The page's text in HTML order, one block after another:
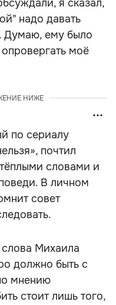
я сказал,
надо давать
Думаю, ему было
моё
НИЖЕ
по сериалу
почтил
словами и
В личном
совет
Михаила
должно быть с
мнению
стоит лишь того,